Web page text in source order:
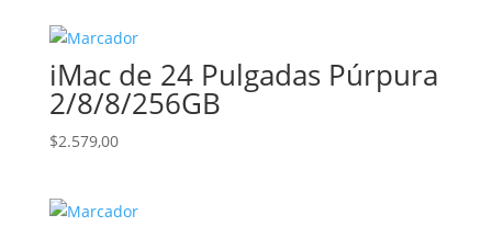
iMac de 24 Pulgadas Púrpura
2/8/8/256GB
$2.579,00